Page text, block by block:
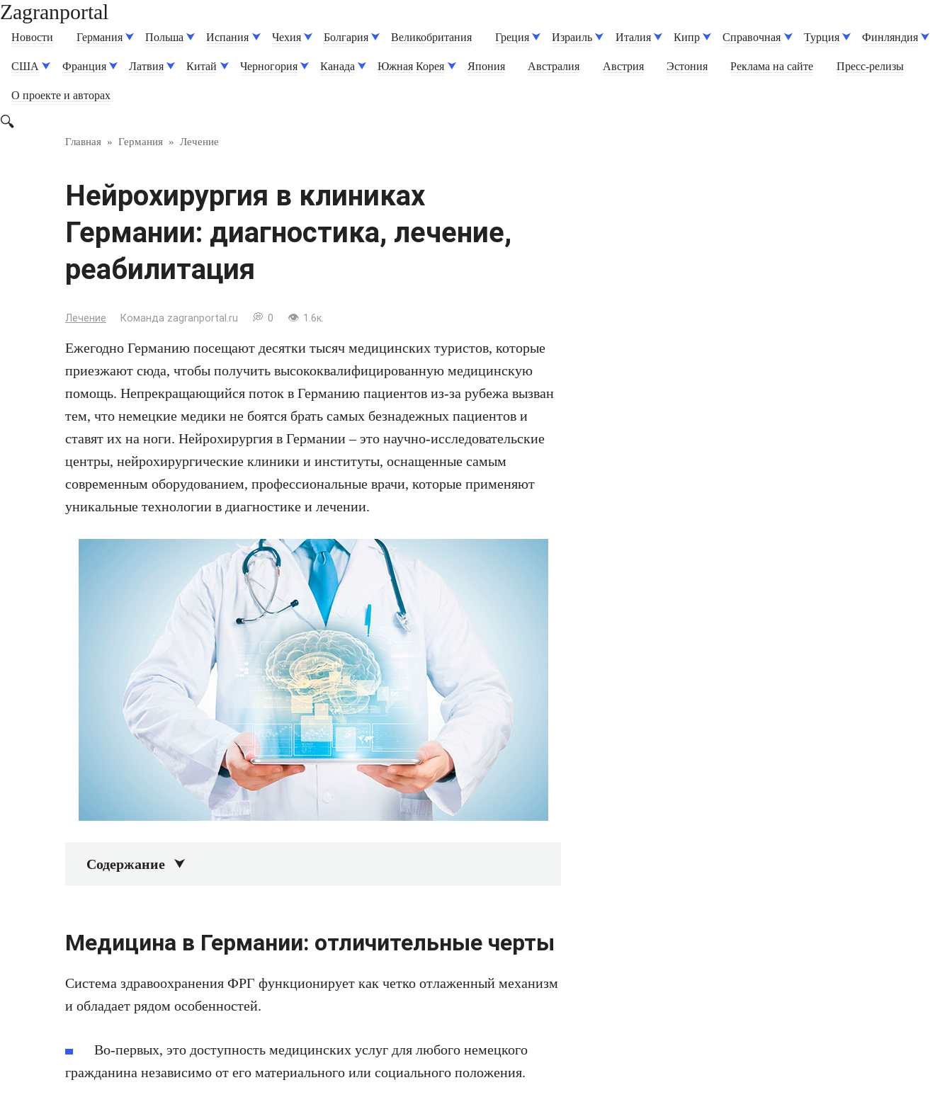
Перейти
Zagranportal
Новости Германия Польша Испания Чехия Болгария Великобритания Греция Израиль Италия Кипр Справочная Турция Финляндия
США Франция Латвия Китай Черногория Канада Южная Корея Япония Австралия Австрия Эстония Реклама на сайте Пресс-релизы
О проекте и авторах
Главная » Германия » Лечение
Нейрохирургия в клиниках
Германии: диагностика, лечение,
реабилитация
Лечение Команда zagranportal.ru 0 1.6к.
Ежегодно Германию посещают десятки тысяч медицинских туристов, которые
приезжают сюда, чтобы получить высококвалифицированную медицинскую
помощь. Непрекращающийся поток в Германию пациентов из-за рубежа вызван
тем, что немецкие медики не боятся брать самых безнадежных пациентов и
ставят их на ноги. Нейрохирургия в Германии – это научно-исследовательские
центры, нейрохирургические клиники и институты, оснащенные самым
современным оборудованием, профессиональные врачи, которые применяют
уникальные технологии в диагностике и лечении.
Содержание
Медицина в Германии: отличительные черты
Система здравоохранения ФРГ функционирует как четко отлаженный механизм
и обладает рядом особенностей.
Во-первых, это доступность медицинских услуг для любого немецкого
гражданина независимо от его материального или социального положения.